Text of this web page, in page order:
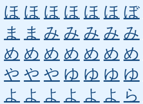
ほ ほ ほ ほ ほ ほ ぼ
ま
ま み み み み み
め め め め め め め
や や や ゆ ゆ ゆ ゆ
よ よ よ よ よ よ ら